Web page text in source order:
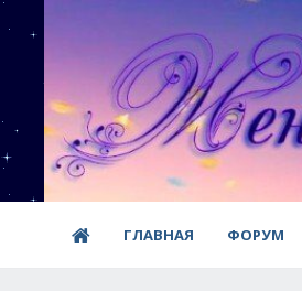
ГЛАВНАЯ ФОРУМ